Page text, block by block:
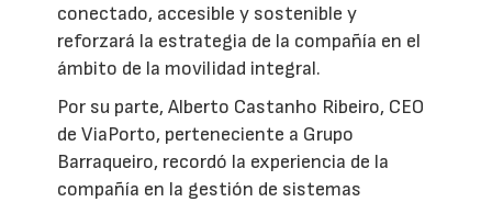
conectado, accesible y sostenible y
reforzará la estrategia de la compañía en el
ámbito de la movilidad integral.
Por su parte, Alberto Castanho Ribeiro, CEO
de ViaPorto, perteneciente a Grupo
Barraqueiro, recordó la experiencia de la
compañía en la gestión de sistemas